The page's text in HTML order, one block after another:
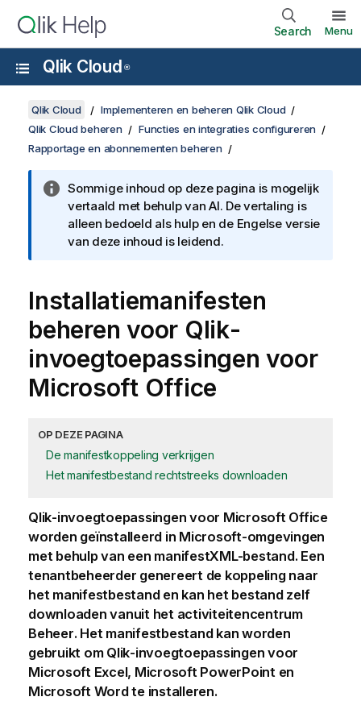
Search Menu
Qlik Cloud ®
Qlik Cloud
Implementeren en beheren Qlik Cloud
Qlik Cloud beheren
Functies en integraties configureren
Rapportage en abonnementen beheren
Sommige inhoud op deze pagina is mogelijk
vertaald met behulp van AI. De vertaling is
alleen bedoeld als hulp en de Engelse versie
van deze inhoud is leidend.
Installatiemanifesten
beheren voor Qlik-
invoegtoepassingen voor
Microsoft Office
OP DEZE PAGINA
De manifestkoppeling verkrijgen
Het manifestbestand rechtstreeks downloaden
Qlik-invoegtoepassingen voor Microsoft Office
worden geïnstalleerd in Microsoft-omgevingen
met behulp van een manifestXML-bestand. Een
tenantbeheerder genereert de koppeling naar
het manifestbestand en kan het bestand zelf
downloaden vanuit het activiteitencentrum
Beheer. Het manifestbestand kan worden
gebruikt om Qlik-invoegtoepassingen voor
Microsoft Excel, Microsoft PowerPointen
Microsoft Wordte installeren.